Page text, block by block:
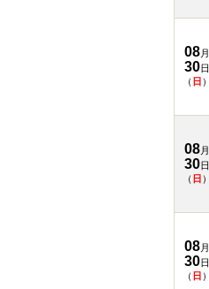
08月
30日
（ 日）
08月
30日
（ 日 ）
08月
30日
（ 日）